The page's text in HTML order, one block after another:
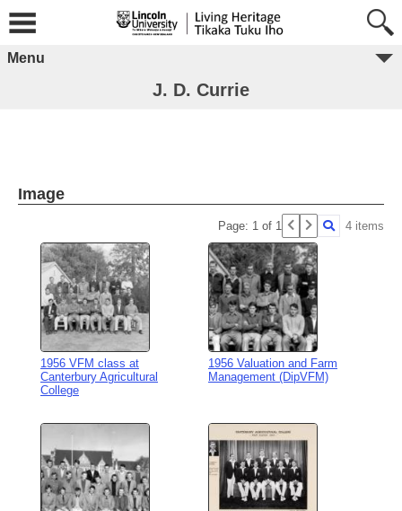
Menu
J. D. Currie
Image
Page: 1 of 1 4 items
1956 VFM class at
Canterbury Agricultural
College
1956 Valuation and Farm
Management (DipVFM)